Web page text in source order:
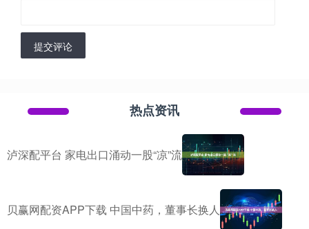
提交评论
热点资讯
泸深配平台 家电出口涌动一股“凉”流
贝赢网配资APP下载 中国中药，董事长换人